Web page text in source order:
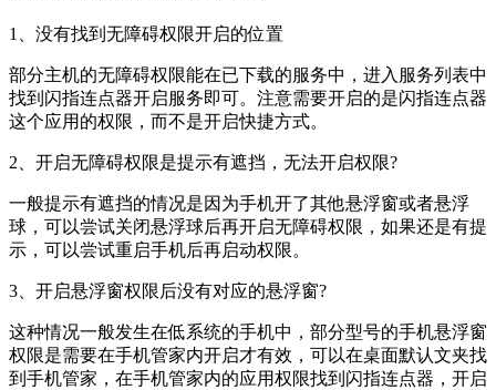
1、没有找到无障碍权限开启的位置
部分主机的无障碍权限能在已下载的服务中，进入服务列表中
找到闪指连点器开启服务即可。注意需要开启的是闪指连点器
这个应用的权限，而不是开启快捷方式。
2、开启无障碍权限是提示有遮挡，无法开启权限?
一般提示有遮挡的情况是因为手机开了其他悬浮窗或者悬浮
球，可以尝试关闭悬浮球后再开启无障碍权限，如果还是有提
示，可以尝试重启手机后再启动权限。
3、开启悬浮窗权限后没有对应的悬浮窗?
这种情况一般发生在低系统的手机中，部分型号的手机悬浮窗
权限是需要在手机管家内开启才有效，可以在桌面默认文夹找
到手机管家，在手机管家内的应用权限找到闪指连点器，开启